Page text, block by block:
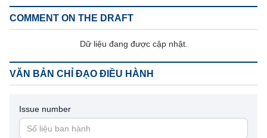
COMMENT ON THE DRAFT
Dữ liệu đang được cập nhật.
VĂN BẢN CHỈ ĐẠO ĐIỀU HÀNH
Issue number